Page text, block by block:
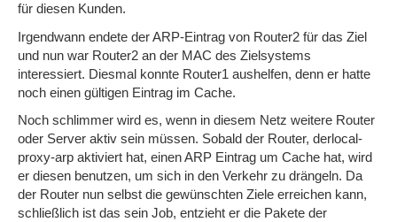
für diesen Kunden.
Irgendwann endete der ARP-Eintrag von Router2 für das Ziel
und nun war Router2 an der MAC des Zielsystems
interessiert. Diesmal konnte Router1 aushelfen, denn er hatte
noch einen gültigen Eintrag im Cache.
Noch schlimmer wird es, wenn in diesem Netz weitere Router
oder Server aktiv sein müssen. Sobald der Router, derlocal-
proxy-arp aktiviert hat, einen ARP Eintrag um Cache hat, wird
er diesen benutzen, um sich in den Verkehr zu drängeln. Da
der Router nun selbst die gewünschten Ziele erreichen kann,
schließlich ist das sein Job, entzieht er die Pakete der